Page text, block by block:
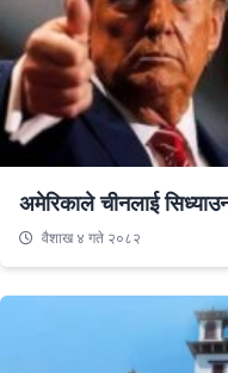
अमेरिकाले चीनलाई
वैशाख ४ गते २०८२